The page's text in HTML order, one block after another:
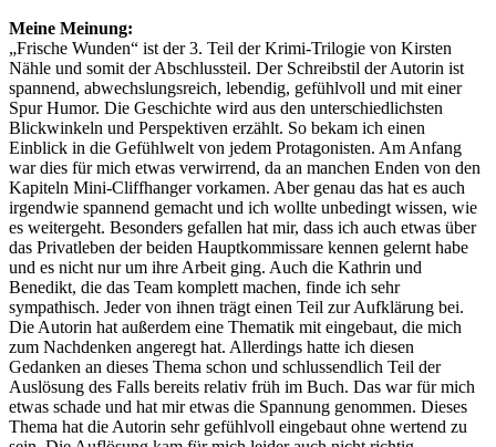
Meine Meinung:
„Frische Wunden“ ist der 3. Teil der Krimi-Trilogie von Kirsten
Nähle und somit der Abschlussteil. Der Schreibstil der Autorin ist
spannend, abwechslungsreich, lebendig, gefühlvoll und mit einer
Spur Humor. Die Geschichte wird aus den unterschiedlichsten
Blickwinkeln und Perspektiven erzählt. So bekam ich einen
Einblick in die Gefühlwelt von jedem Protagonisten. Am Anfang
war dies für mich etwas verwirrend, da an manchen Enden von den
Kapiteln Mini-Cliffhanger vorkamen. Aber genau das hat es auch
irgendwie spannend gemacht und ich wollte unbedingt wissen, wie
es weitergeht. Besonders gefallen hat mir, dass ich auch etwas über
das Privatleben der beiden Hauptkommissare kennen gelernt habe
und es nicht nur um ihre Arbeit ging. Auch die Kathrin und
Benedikt, die das Team komplett machen, finde ich sehr
sympathisch. Jeder von ihnen trägt einen Teil zur Aufklärung bei.
Die Autorin hat außerdem eine Thematik mit eingebaut, die mich
zum Nachdenken angeregt hat. Allerdings hatte ich diesen
Gedanken an dieses Thema schon und schlussendlich Teil der
Auslösung des Falls bereits relativ früh im Buch. Das war für mich
etwas schade und hat mir etwas die Spannung genommen. Dieses
Thema hat die Autorin sehr gefühlvoll eingebaut ohne wertend zu